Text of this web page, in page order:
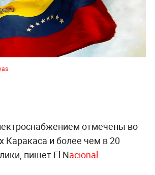
отмечены во
Каракаса и более чем в 20
пишет El Nacional.